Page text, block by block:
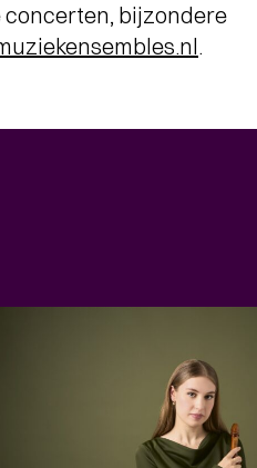
concerten, bijzondere
.